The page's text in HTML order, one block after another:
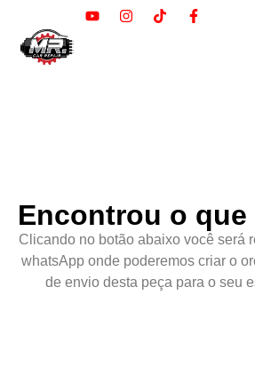
Encontrou o que
Clicando no botão abaixo você será
whatsApp onde poderemos criar o
de envio desta peça para o seu